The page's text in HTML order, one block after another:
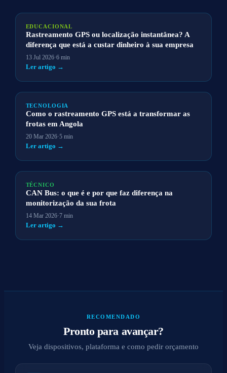
EDUCACIONAL
Rastreamento GPS ou localização instantânea? A
diferença que está a custar dinheiro à sua empresa
13 Jul 2026·6 min
Ler artigo →
TECNOLOGIA
Como o rastreamento GPS está a transformar as
frotas em Angola
20 Mar 2026·5 min
Ler artigo →
TÉCNICO
CAN Bus: o que é e por que faz diferença na
monitorização da sua frota
14 Mar 2026·7 min
Ler artigo →
RECOMENDADO
Pronto para avançar?
Veja dispositivos, plataforma e como pedir orçamento